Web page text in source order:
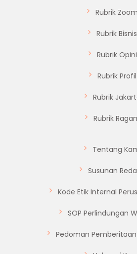
Rubrik Zoom
Rubrik Bisnis
Rubrik Opini
Rubrik Profil
Rubrik
Rubrik
Tentang
Susunan
Kode Etik Internal
SOP Perlindungan
Pedoman